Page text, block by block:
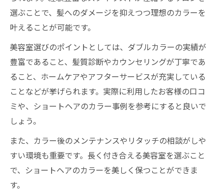
選ぶことで、髪へのダメージを抑えつつ理想のカラーを
叶えることが可能です。
美容室選びのポイントとしては、ダブルカラーの実績が
豊富であること、髪質診断やカウンセリングが丁寧であ
ること、ホームケアやアフターサービスが充実している
ことなどが挙げられます。実際に利用したお客様の口コ
ミや、ショートヘアのカラー事例を参考にすると良いで
しょう。
また、カラー後のメンテナンスやリタッチの相談がしや
すい環境も重要です。長く付き合える美容室を選ぶこと
で、ショートヘアのカラーを美しく保つことができま
す。